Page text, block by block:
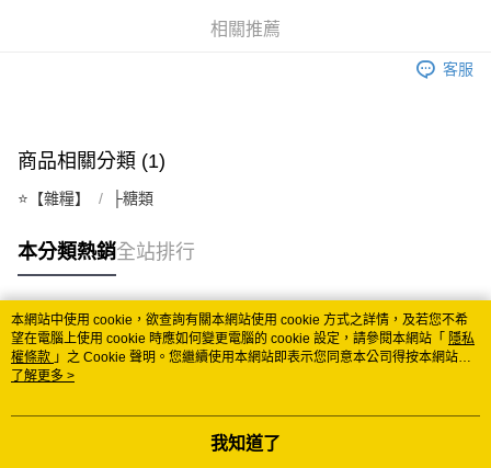
每筆NT$60
付款後全家取貨
每筆NT$60
7-11取貨付款
每筆NT$60
每筆NT$60
相關推薦
客服
商品相關分類 (1)
⭐️【雜糧】 ├糖類
本分類熱銷全站排行
熱門標籤
本網站中使用 cookie，欲查詢有關本網站使用 cookie 方式之詳情，及若您不希
望在電腦上使用 cookie 時應如何變更電腦的 cookie 設定，請參閱本網站「 隱私
權條款 」之 Cookie 聲明。您繼續使用本網站即表示您同意本公司得按本網站使
用條款之 Cookie 聲明使用 cookie。
了解更多 >
我知道了